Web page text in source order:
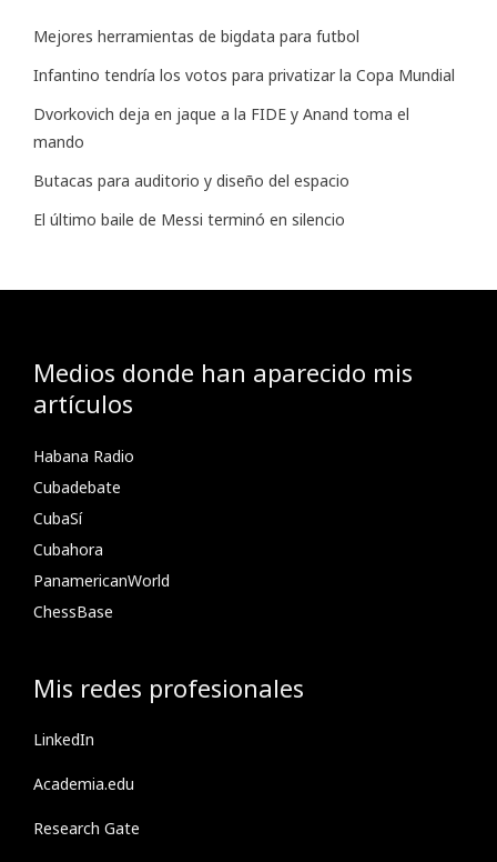
Mejores herramientas de bigdata para futbol
Infantino tendría los votos para privatizar la Copa Mundial
Dvorkovich deja en jaque a la FIDE y Anand toma el
mando
Butacas para auditorio y diseño del espacio
El último baile de Messi terminó en silencio
Medios donde han aparecido mis
artículos
Habana Radio
Cubadebate
CubaSí
Cubahora
PanamericanWorld
ChessBase
Mis redes profesionales
LinkedIn
Academia.edu
Research Gate